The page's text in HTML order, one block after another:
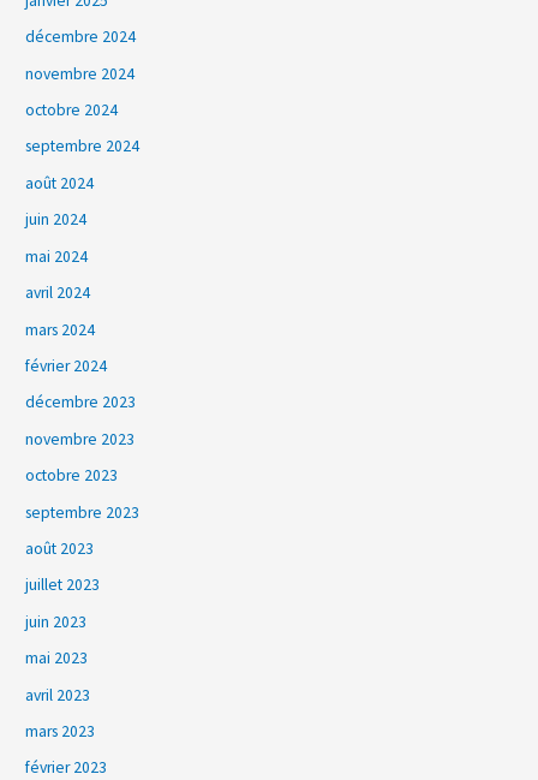
décembre 2024
novembre 2024
octobre 2024
septembre 2024
août 2024
juin 2024
mai 2024
avril 2024
mars 2024
février 2024
décembre 2023
novembre 2023
octobre 2023
septembre 2023
août 2023
juillet 2023
juin 2023
mai 2023
avril 2023
mars 2023
février 2023